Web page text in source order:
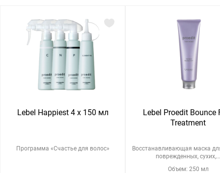
Lebel Happiest 4 х 150 мл
Программа «Счастье для волос»
Lebel Proedit Bounce
Treatment
Восстанавливающая маска
поврежденных,
Объем: 250 мл